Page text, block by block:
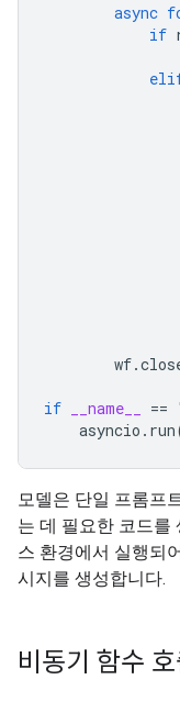
async
if
wf.
if __name__ ==
asyncio . run
모델은 단일 프롬프
는 데 필요한 코드를
스 환경에서 실행되
시지를 생성합니다.
비동기 함수